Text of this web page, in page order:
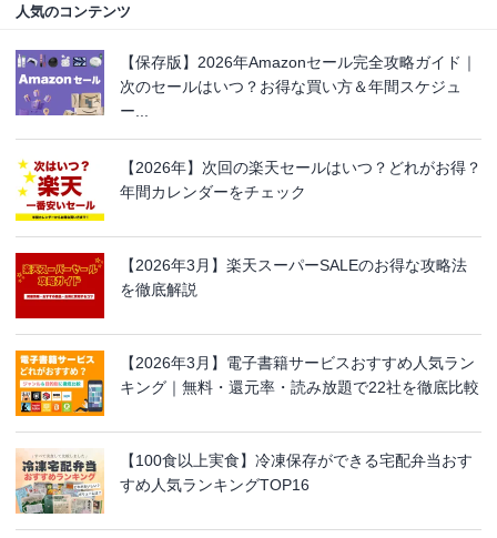
人気のコンテンツ
【保存版】2026年Amazonセール完全攻略ガイド｜
次のセールはいつ？お得な買い方＆年間スケジュ
ー...
【2026年】次回の楽天セールはいつ？どれがお得？
年間カレンダーをチェック
【2026年3月】楽天スーパーSALEのお得な攻略法
を徹底解説
【2026年3月】電子書籍サービスおすすめ人気ラン
キング｜無料・還元率・読み放題で22社を徹底比較
【100食以上実食】冷凍保存ができる宅配弁当おす
すめ人気ランキングTOP16